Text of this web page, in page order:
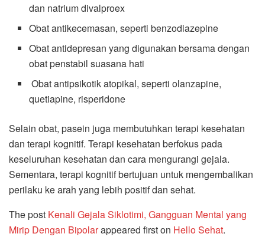
dan natrium divalproex
Obat antikecemasan, seperti benzodiazepine
Obat antidepresan yang digunakan bersama dengan
obat penstabil suasana hati
Obat antipsikotik atopikal, seperti olanzapine,
quetiapine, risperidone
Selain obat, pasein juga membutuhkan terapi kesehatan
dan terapi kognitif. Terapi kesehatan berfokus pada
keseluruhan kesehatan dan cara mengurangi gejala.
Sementara, terapi kognitif bertujuan untuk mengembalikan
perilaku ke arah yang lebih positif dan sehat.
The post Kenali Gejala Siklotimi, Gangguan Mental yang
Mirip Dengan Bipolarappeared first on Hello Sehat.